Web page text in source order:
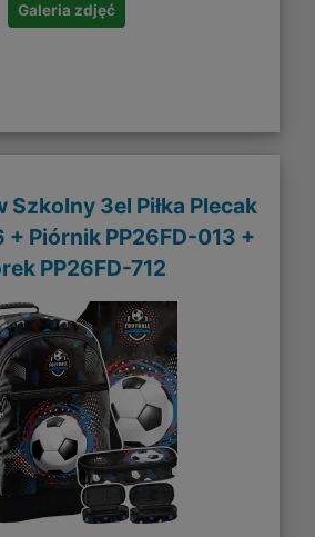
Galeria zdjęć
Szkolny 3el Piłka Plecak
+ Piórnik PP26FD-013 +
PP26FD-712